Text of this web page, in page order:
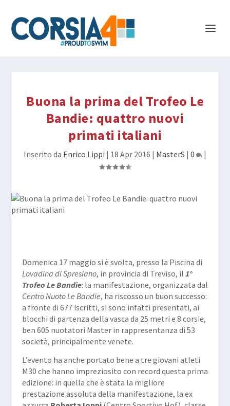
Buona la prima del Trofeo Le
Bandie: quattro nuovi
primati italiani
Inserito da Enrico Lippi | 18 Apr 2016 | MasterS | 0 |
Domenica 17 maggio si è svolta, presso la Piscina di
Lovadina di Spresiano, in provincia di Treviso, il 1°
Trofeo Le Bandie: la manifestazione, organizzata dal
Centro Nuoto Le Bandie, ha riscosso un buon successo:
a fronte di 677 iscritti, si sono infatti presentati, ai
blocchi di partenza della vasca da 25 metri e 8 corsie,
ben 605 nuotatori Master in rappresentanza di 53
società, principalmente venete.
L’evento ha anche portato bene a tre giovani atleti
M30 che hanno impreziosito con record questa prima
edizione: in quella che è stata la migliore
prestazione assoluta della manifestazione, la ex